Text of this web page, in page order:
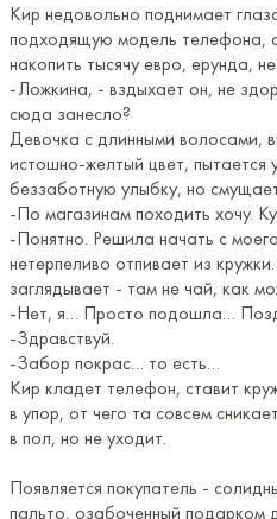
Кир недовольно поднимает
подходящую модель телефона,
накопить тысячу евро, ерунда,
-Ложкина, - вздыхает он, не
сюда занесло?
Девочка с длинными волосами,
истошно-желтый цвет, пытается
беззаботную улыбку, но
-По магазинам походить хочу.
-Понятно. Решила начать с
нетерпеливо отпивает из
заглядывает - там не чай, как
-Нет, я… Просто подошла…
-Здравствуй.
-Забор покрас… то есть…
Кир кладет телефон, ставит
в упор, от чего та совсем
в пол, но не уходит.
Появляется покупатель -
пальто, озабоченный подарком